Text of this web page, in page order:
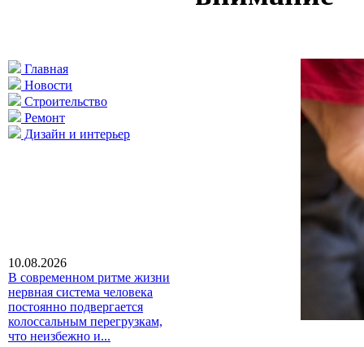
Главная
Новости
Строительство
Ремонт
Дизайн и интерьер
10.08.2026
В современном ритме жизни
нервная система человека
постоянно подвергается
колоссальным перегрузкам,
что неизбежно и...